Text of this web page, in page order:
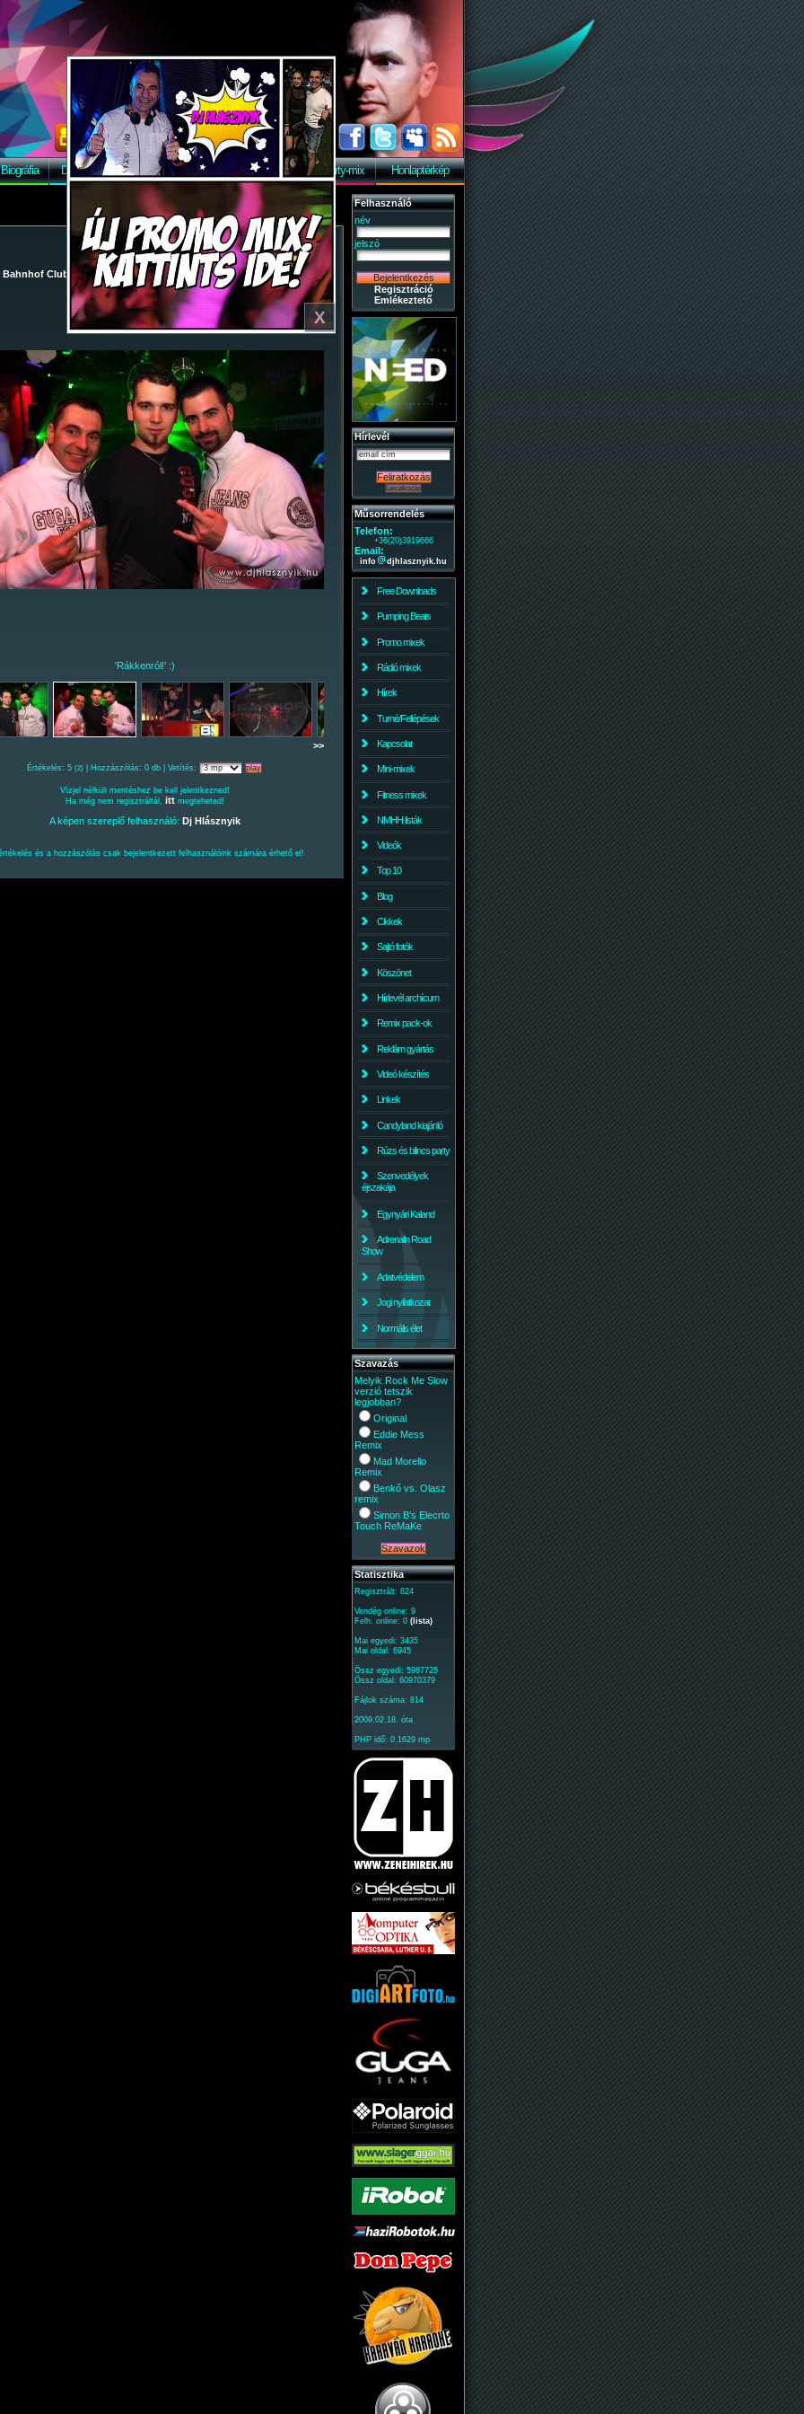
X
Biográfia Discográfia Képek Letöltés Vendégkönyv Party-mix Honlaptérkép
Bahnhof Club /2009-05-02 - Szezonzáró buli/ 26
'Rákkenról!' :)
>>
Értékelés: 5 (2) | Hozzászólás: 0 db | Vetítés:
Vízjel nélküli mentéshez be kell jelentkezned!
Ha még nem regisztráltál, ittmegteheted!
A képen szereplő felhasználó: Dj Hlásznyik
és a hozzászólás csak bejelentkezett felhasználóink számára érhető el!
Felhasználó
név
jelszó
Regisztráció
Emlékeztető
Hírlevél
Műsorrendelés
Telefon:
+36(20)3919666
Email:
info djhlasznyik.hu
Free Downloads
Pumping Beats
Promo mixek
Rádió mixek
Hírek
Turné/Fellépések
Kapcsolat
Mini-mixek
Fitness mixek
NMHH listák
Videók
Top 10
Blog
Cikkek
Sajtó fotók
Köszönet
Hírlevél archícum
Remix pack-ok
Reklám gyártás
Videó készítés
Linkek
Candyland kiajánló
Rúzs és bilincs party
Szenvedélyek
éjszakája
Egynyári Kaland
Adrenalin Road
Show
Adatvédelem
Jogi nyilatkozat
Normális élet
Szavazás
Melyik Rock Me Slow
verzió tetszik
legjobban?
Original
Eddie Mess
Remix
Mad Morello
Remix
Benkő vs. Olasz
remix
Simon B's Elecrto
Touch ReMaKe
Statisztika
Regisztrált: 824
Vendég online: 9
Felh. online: 0 (lista)
Mai egyedi: 3435
Mai oldal: 6945
Össz egyedi: 5987725
Össz oldal: 60970379
Fájlok száma: 814
2009.02.18. óta
PHP idő: 0.1629 mp